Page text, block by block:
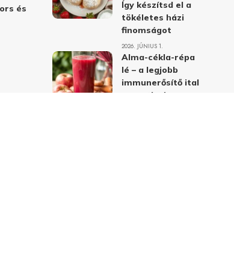
és
Így készítsd el a
tökéletes házi
finomságot
2026. JÚNIUS 1.
Alma-cékla-répa
lé – a legjobb
immunerősítő ital
receptje és